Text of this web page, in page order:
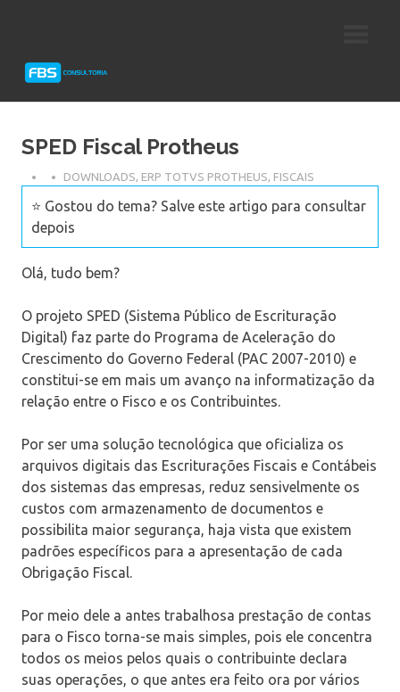
Protheus
SPED Fiscal Protheus
DOWNLOADS, ERP TOTVS PROTHEUS, FISCAIS
⭐ Gostou do tema? Salve este artigo para consultar
depois
Olá, tudo bem?
O projeto SPED (Sistema Público de Escrituração
Digital) faz parte do Programa de Aceleração do
Crescimento do Governo Federal (PAC 2007-2010) e
constitui-se em mais um avanço na informatização da
relação entre o Fisco e os Contribuintes.
Por ser uma solução tecnológica que oficializa os
arquivos digitais das Escriturações Fiscais e Contábeis
dos sistemas das empresas, reduz sensivelmente os
custos com armazenamento de documentos e
possibilita maior segurança, haja vista que existem
padrões específicos para a apresentação de cada
Obrigação Fiscal.
Por meio dele a antes trabalhosa prestação de contas
para o Fisco torna-se mais simples, pois ele concentra
todos os meios pelos quais o contribuinte declara
suas operações, o que antes era feito ora por vários